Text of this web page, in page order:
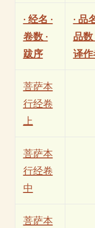
· 经名 ·
卷数 ·
跋序
· 品
品数
译
菩萨本
行经卷
上
菩萨本
行经卷
中
菩萨本